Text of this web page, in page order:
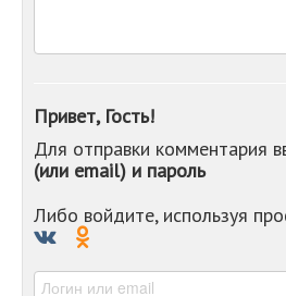
Привет, Гость!
Для отправки комментария
(или email) и пароль
Либо войдите, используя